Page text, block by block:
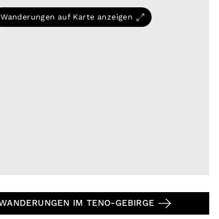
16 Routen anzeigen
kinderfreundlich
Genehmigung erforderlich
Wanderungen auf Karte anzeigen
IM TENO-GEBIRGE